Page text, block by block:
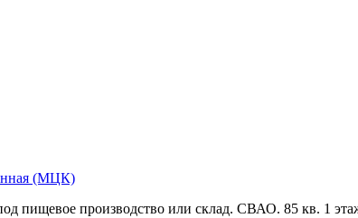
(МЦК)
пищевое производство или склад. СВАО. 85 кв. 1